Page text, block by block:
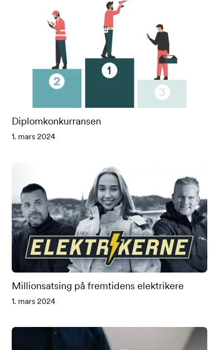
Diplomkonkurransen
1. mars 2024
Millionsatsing på fremtidens elektrikere
1. mars 2024